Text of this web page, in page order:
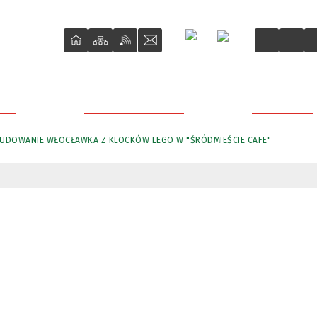
WŁOCŁAWKA Z KLOCKÓW LEGO W "ŚRÓDMIEŚCIE CAFE"